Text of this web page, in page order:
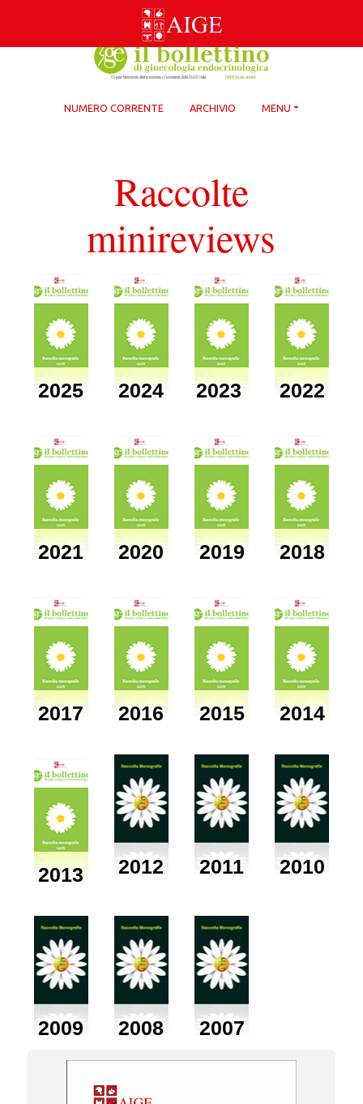
NUMERO CORRENTE ARCHIVIO MENU
Raccolte
minireviews
2025 2024 2023 2022
2021 2020 2019 2018
2017 2016 2015 2014
2013 2012 2011 2010
2009 2008 2007